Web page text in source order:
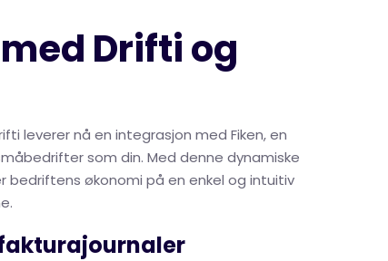
Drifti og
leverer nå en integrasjon med Fiken, en
som din. Med denne dynamiske
bedriftens økonomi på en enkel og intuitiv